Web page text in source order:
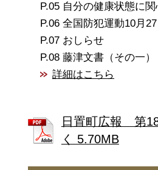
自分の健康状態に関
全国防犯運動10月
おしらせ
藤津文書（その一）
詳細はこちら
日置町広報 第
く 5.70MB